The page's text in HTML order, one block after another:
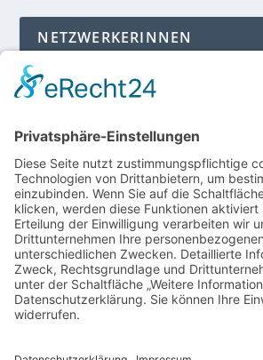
NETZWERKERINNEN
Login für Mitglieder
niederrhein?Hier gibt es weitere
Für Mitgliedsfrauen: zum Erstellen
und zum Bearbeiten des
einloggen!
SOCIAL MEDIA
Folge dem unternehmerinnen forum
auch auf Facebook, Instagram oder